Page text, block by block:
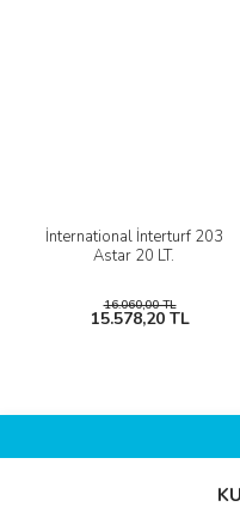
İnternational İnterturf 203
Astar 20 LT.
16.060,00 TL
15.578,20 TL